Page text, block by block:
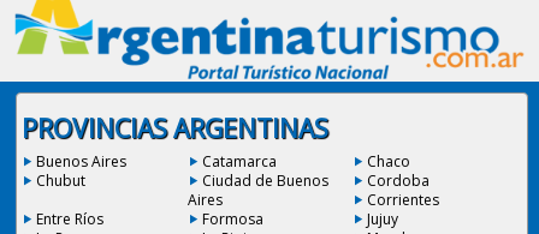
PROVINCIAS ARGENTINAS
Buenos Aires Catamarca
Chaco
Chubut
Ciudad de Buenos
Aires
Cordoba
Corrientes
Entre Ríos
Formosa
Jujuy